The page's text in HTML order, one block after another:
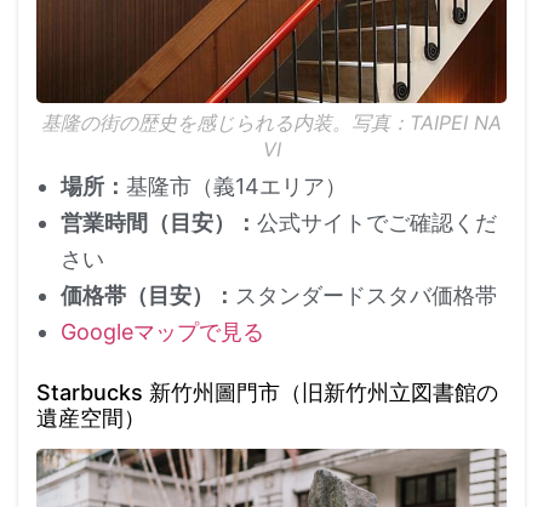
基隆の街の歴史を感じられる内装。写真：TAIPEI NA
VI
場所： 基隆市（義14エリア）
営業時間（目安）： 公式サイトでご確認くだ
さい
価格帯（目安）： スタンダードスタバ価格帯
Googleマップで見る
Starbucks 新竹州圖門市（旧新竹州立図書館の
遺産空間）